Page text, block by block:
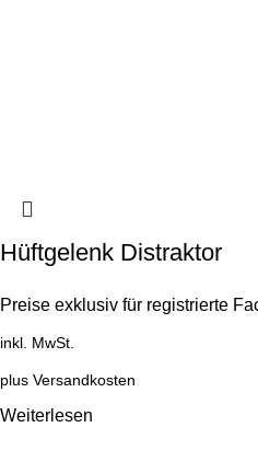
Hüftgelenk Distraktor
Preise exklusiv für registrierte
inkl. MwSt.
plus Versandkosten
Weiterlesen